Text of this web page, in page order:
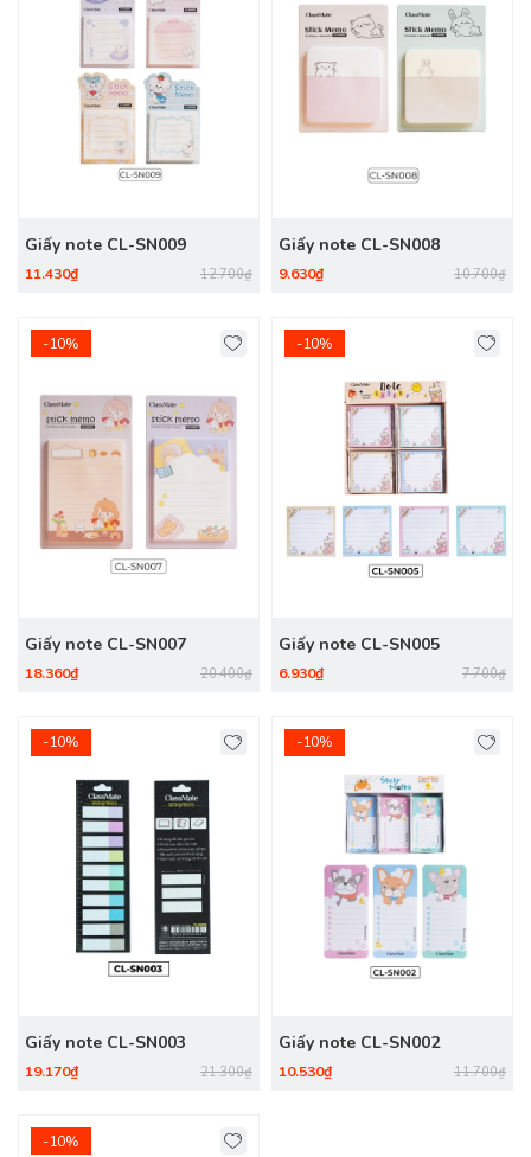
Giấy note CL-SN009
11.430₫ 12.700₫
Giấy note CL-SN008
9.630₫ 10.700₫
-10%
Giấy note CL-SN007
18.360₫ 20.400₫
-10%
Giấy note CL-SN005
6.930₫ 7.700₫
-10%
Giấy note CL-SN003
19.170₫ 21.300₫
-10%
Giấy note CL-SN002
10.530₫ 11.700₫
-10%